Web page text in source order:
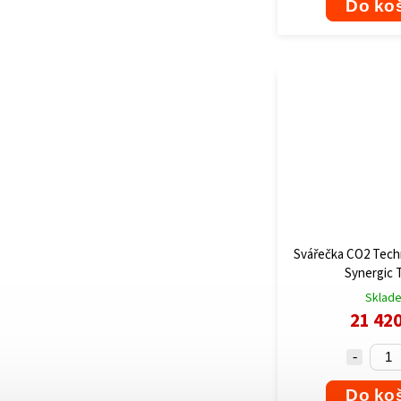
Do
Svářečka CO2
Synergic
21
Do